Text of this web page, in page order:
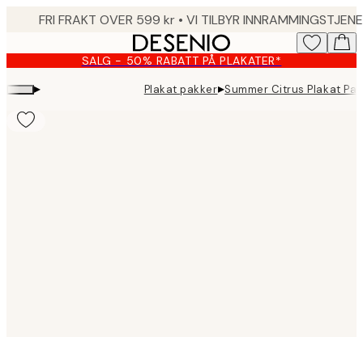
content.
SALG - 50% RABATT PÅ PLAKATER*
▸ Plakat pakker▸Summer Citrus Plakat